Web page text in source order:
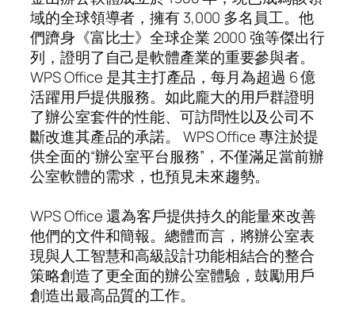
域的全球領導者，擁有 3,000 多名員工。他
們躋身《富比士》全球企業 2000 強等傑出行
列，證明了自己是軟體產業的重要參與者。
WPS Office 是其主打產品，每月為超過 6 億
活躍用戶提供服務。如此龐大的用戶群證明
了辦公室套件的性能、可訪問性以及公司不
斷改進其產品的承諾。 WPS Office 專注於提
供全面的“辦公室平台服務”，不僅滿足當前辦
公室軟體的需求，也預見未來趨勢。
WPS Office 還為客戶提供持久的能量來改善
他們的文件和簡報。總體而言，將辦公室表
現與人工智慧和高級設計功能相結合的整合
策略創造了更全面的辦公室體驗，鼓勵用戶
創造出最高品質的工作。